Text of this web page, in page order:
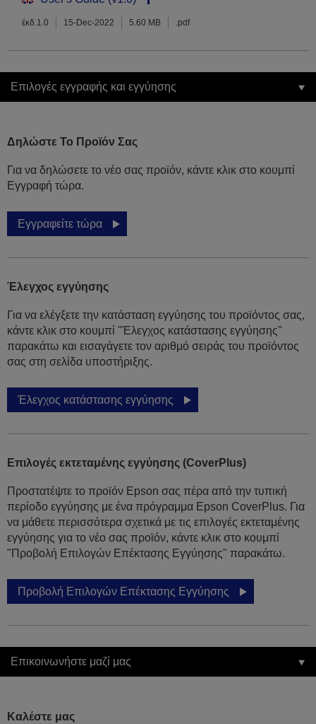
έκδ.1.0 15-Dec-2022 5.60 MB .pdf
Επιλογές εγγραφής και εγγύησης
Δηλώστε Το Προϊόν Σας
Για να δηλώσετε το νέο σας προϊόν, κάντε κλικ στο κουμπί
Εγγραφή τώρα.
Εγγραφείτε τώρα
Έλεγχος εγγύησης
Για να ελέγξετε την κατάσταση εγγύησης του προϊόντος σας,
κάντε κλικ στο κουμπί "Έλεγχος κατάστασης εγγύησης"
παρακάτω και εισαγάγετε τον αριθμό σειράς του προϊόντος
σας στη σελίδα υποστήριξης.
Έλεγχος κατάστασης εγγύησης
Επιλογές εκτεταμένης εγγύησης (CoverPlus)
Προστατέψτε το προϊόν Epson σας πέρα από την τυπική
περίοδο εγγύησης με ένα πρόγραμμα Epson CoverPlus. Για
να μάθετε περισσότερα σχετικά με τις επιλογές εκτεταμένης
εγγύησης για το νέο σας προϊόν, κάντε κλικ στο κουμπί
"Προβολή Επιλογών Επέκτασης Εγγύησης" παρακάτω.
Προβολή Επιλογών Επέκτασης Εγγύησης
Επικοινωνήστε μαζί μας
Καλέστε μας